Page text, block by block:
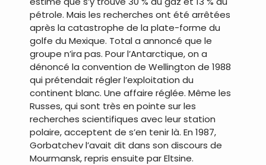
pétrole. Mais les recherches ont été arrêtées
après la catastrophe de la plate-forme du
golfe du Mexique. Total a annoncé que le
groupe n’ira pas. Pour l’Antarctique, on a
dénoncé la convention de Wellington de 1988
qui prétendait régler l’exploitation du
continent blanc. Une affaire réglée. Même les
Russes, qui sont très en pointe sur les
recherches scientifiques avec leur station
polaire, acceptent de s’en tenir là. En 1987,
Gorbatchev l’avait dit dans son discours de
Mourmansk, repris ensuite par Eltsine.